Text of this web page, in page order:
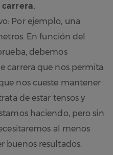
Por ejemplo, una
En función del
debemos
carrera que nos permita
nos cueste mantener
de estar tensos y
haciendo, pero sin
al menos
buenos resultados.